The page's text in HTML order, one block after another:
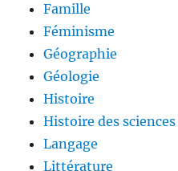
Famille
Féminisme
Géographie
Géologie
Histoire
Histoire des sciences
Langage
Littérature